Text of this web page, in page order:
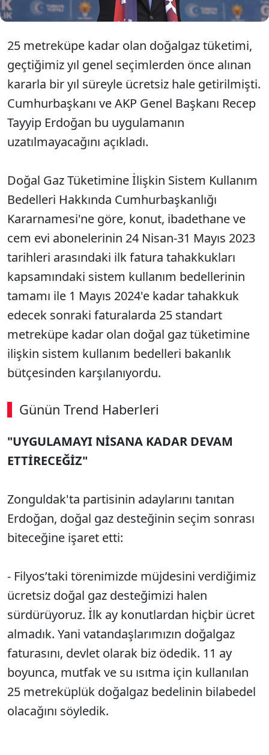
25 metreküpe kadar olan doğalgaz tüketimi,
geçtiğimiz yıl genel seçimlerden önce alınan
kararla bir yıl süreyle ücretsiz hale getirilmişti.
Cumhurbaşkanı ve AKP Genel Başkanı Recep
Tayyip Erdoğan bu uygulamanın
uzatılmayacağını açıkladı.
Doğal Gaz Tüketimine İlişkin Sistem Kullanım
Bedelleri Hakkında Cumhurbaşkanlığı
Kararnamesi'ne göre, konut, ibadethane ve
cem evi abonelerinin 24 Nisan-31 Mayıs 2023
tarihleri arasındaki ilk fatura tahakkukları
kapsamındaki sistem kullanım bedellerinin
tamamı ile 1 Mayıs 2024'e kadar tahakkuk
edecek sonraki faturalarda 25 standart
metreküpe kadar olan doğal gaz tüketimine
ilişkin sistem kullanım bedelleri bakanlık
bütçesinden karşılanıyordu.
Günün Trend Haberleri
00:02 / 09:15
Sesi Aç
"UYGULAMAYI NİSANA KADAR DEVAM
ETTİRECEĞİZ"
Zonguldak'ta partisinin adaylarını tanıtan
Erdoğan, doğal gaz desteğinin seçim sonrası
biteceğine işaret etti:
- Filyos’taki törenimizde müjdesini verdiğimiz
ücretsiz doğal gaz desteğimizi halen
sürdürüyoruz. İlk ay konutlardan hiçbir ücret
almadık. Yani vatandaşlarımızın doğalgaz
faturasını, devlet olarak biz ödedik. 11 ay
boyunca, mutfak ve su ısıtma için kullanılan
25 metreküplük doğalgaz bedelinin bilabedel
olacağını söyledik.